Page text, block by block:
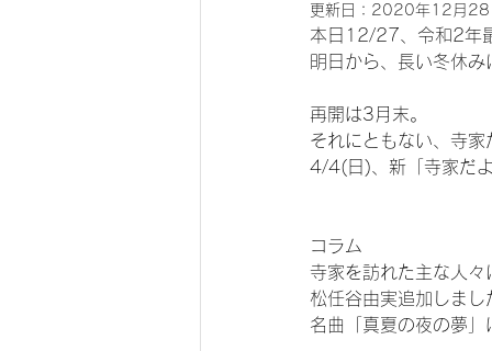
更新日： 2020年12月28
本日12/27、令和2年
明日から、長い冬休
再開は3月末。
それにともない、寺
4/4(日)、新「寺家だ
コラム
寺家を訪れた主な人々
松任谷由実追加しまし
名曲「真夏の夜の夢」